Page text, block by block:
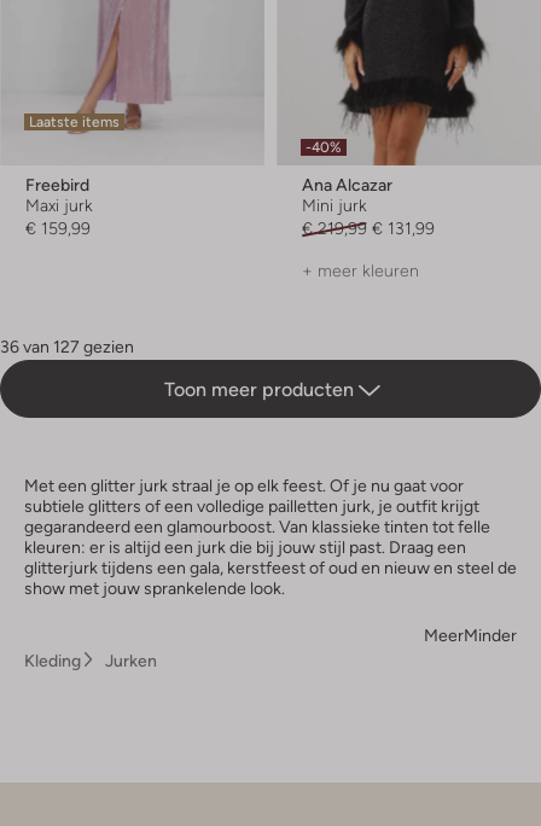
Laatste items
Freebird
Maxi jurk
€ 159,99
-40%
Ana Alcazar
Mini jurk
€ 219,99 € 131,99
+ meer kleuren
36 van 127 gezien
Toon meer producten
Met een glitter jurk straal je op elk feest. Of je nu gaat voor
subtiele glitters of een volledige pailletten jurk, je outfit krijgt
gegarandeerd een glamourboost. Van klassieke tinten tot felle
kleuren: er is altijd een jurk die bij jouw stijl past. Draag een
glitterjurk tijdens een gala, kerstfeest of oud en nieuw en steel de
show met jouw sprankelende look.
MeerMinder
Kleding
Jurken